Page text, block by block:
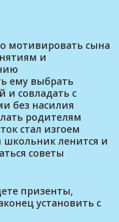
мотивировать сына
и
ему выбрать
и совладать с
без насилия
родителям
стал изгоем
школьник ленится и
советы
призенты,
установить с